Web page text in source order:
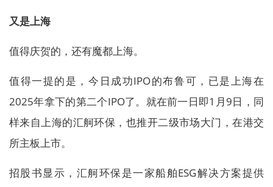
又是上海
值得庆贺的，还有魔都上海。
值得一提的是，今日成功IPO的布鲁可，已是上海在
2025年拿下的第二个IPO了。就在前一日即1月9日，同
样来自上海的汇舸环保，也推开二级市场大门，在港交
所主板上市。
招股书显示，汇舸环保是一家船舶ESG解决方案提供